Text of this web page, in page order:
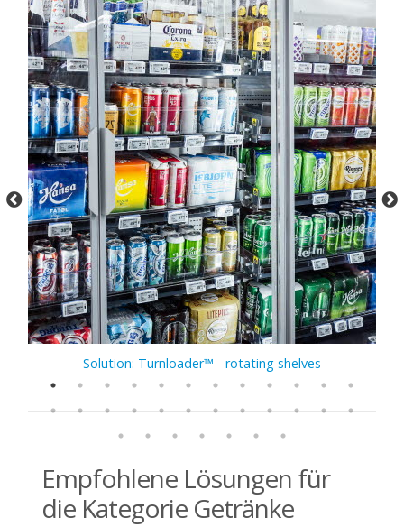
Solution: Turnloader™ - rotating shelves
Empfohlene Lösungen für
die Kategorie Getränke